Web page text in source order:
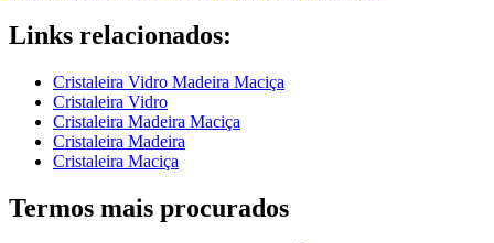
Links relacionados:
Cristaleira Vidro Madeira Maciça
Cristaleira Vidro
Cristaleira Madeira Maciça
Cristaleira Madeira
Cristaleira Maciça
Termos mais procurados